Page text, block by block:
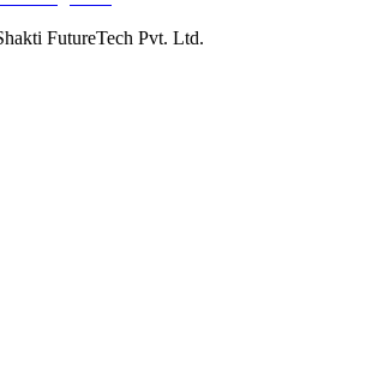
FutureTech Pvt. Ltd.